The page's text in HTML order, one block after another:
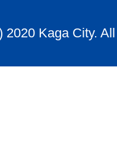
2020 Kaga City.